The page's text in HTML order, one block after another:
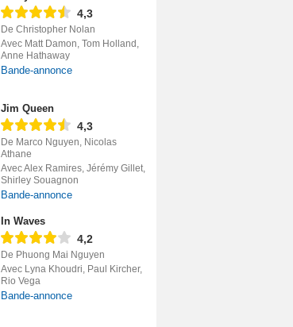
4,3
De Christopher Nolan
Avec Matt Damon, Tom Holland,
Anne Hathaway
Bande-annonce
Jim Queen
4,3
De Marco Nguyen, Nicolas
Athane
Avec Alex Ramires, Jérémy Gillet,
Shirley Souagnon
Bande-annonce
In Waves
4,2
De Phuong Mai Nguyen
Avec Lyna Khoudri, Paul Kircher,
Rio Vega
Bande-annonce